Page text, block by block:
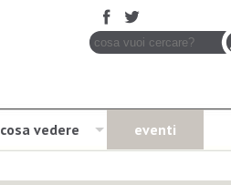
cosa vedere eventi